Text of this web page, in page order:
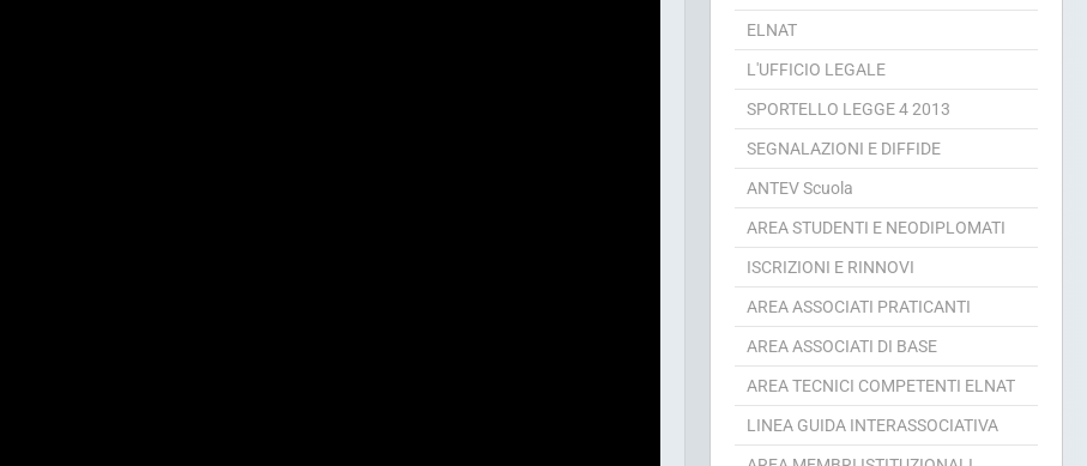
I CONSIGLIERI AGGIUNTI
I CONSULENTI ESTERNI
ELNAT
L'UFFICIO LEGALE
SPORTELLO LEGGE 4 2013
SEGNALAZIONI E DIFFIDE
ANTEV Scuola
AREA STUDENTI E NEODIPLOMATI
ISCRIZIONI E RINNOVI
AREA ASSOCIATI PRATICANTI
AREA ASSOCIATI DI BASE
AREA TECNICI COMPETENTI ELNAT